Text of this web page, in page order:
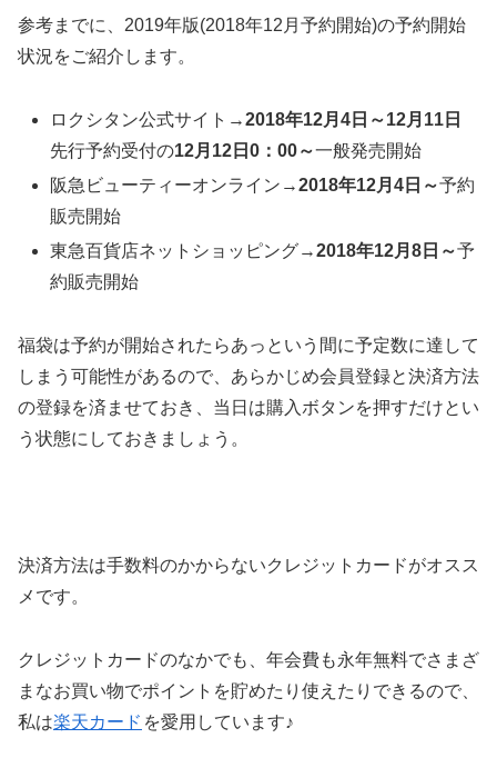
参考までに、2019年版(2018年12月予約開始)の予約開始
状況をご紹介します。
ロクシタン公式サイト→2018年12月4日～12月11日
先行予約受付の12月12日0：00～一般発売開始
阪急ビューティーオンライン→2018年12月4日～予約
販売開始
東急百貨店ネットショッピング→2018年12月8日～予
約販売開始
福袋は予約が開始されたらあっという間に予定数に達して
しまう可能性があるので、あらかじめ会員登録と決済方法
の登録を済ませておき、当日は購入ボタンを押すだけとい
う状態にしておきましょう。
決済方法は手数料のかからないクレジットカードがオスス
メです。
クレジットカードのなかでも、年会費も永年無料でさまざ
まなお買い物でポイントを貯めたり使えたりできるので、
私は楽天カード を愛用しています♪